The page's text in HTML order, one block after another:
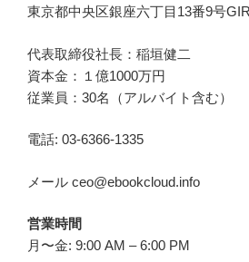
東京都中央区銀座六丁目 13番9号
代表取締役社長：稲垣健二
資本金：１億1000万円
従業員：30名（アルバイト含む）
電話: 03-6366-1335
メール ceo@ebookcloud.info
営業時間
月〜金: 9:00 AM – 6:00 PM